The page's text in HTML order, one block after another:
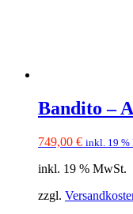
Bandito –
749,00 € inkl. 19 %
inkl. 19 % MwSt.
zzgl.